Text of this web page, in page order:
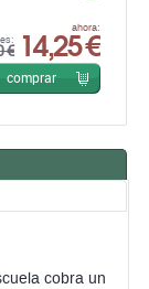
€
ahora:
14,25 €
comprar
cobra un